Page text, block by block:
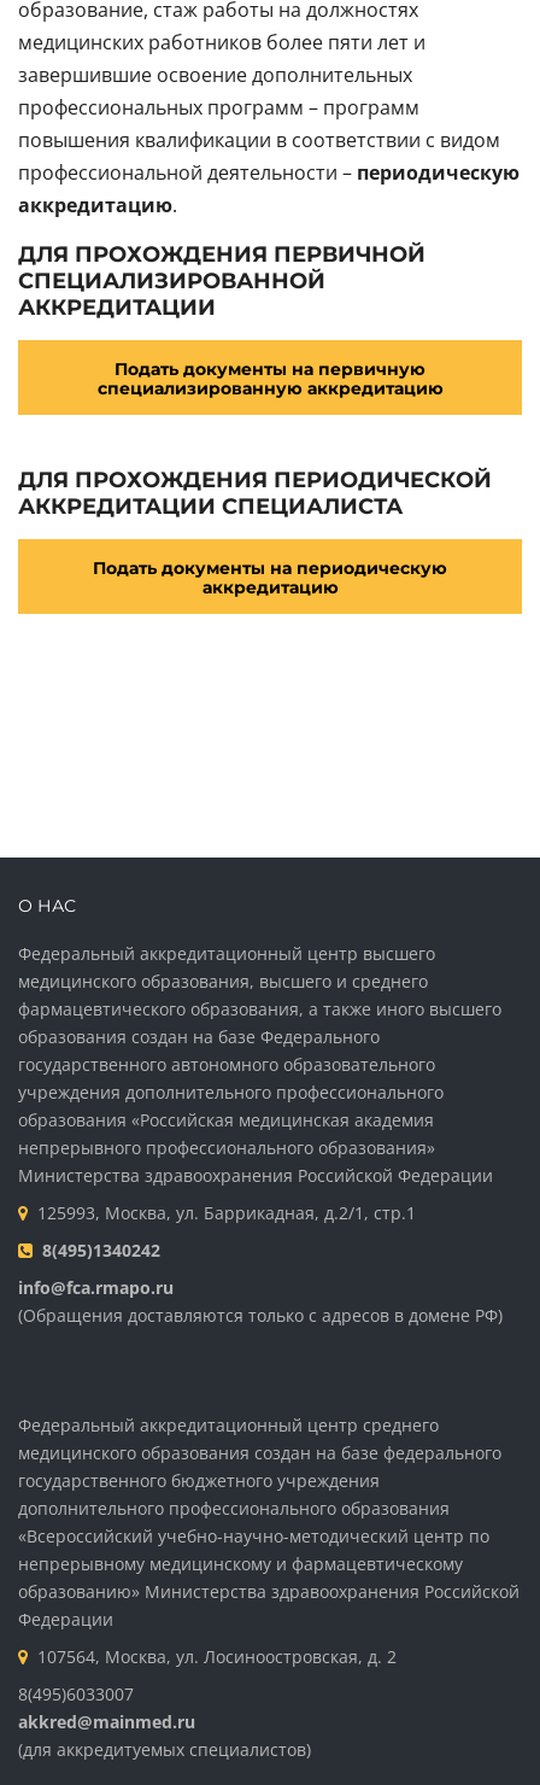
образование, стаж работы на должностях
медицинских работников более пяти лет и
завершившие освоение дополнительных
профессиональных программ – программ
повышения квалификации в соответствии с видом
профессиональной деятельности – периодическую
аккредитацию.
ДЛЯ ПРОХОЖДЕНИЯ ПЕРВИЧНОЙ
СПЕЦИАЛИЗИРОВАННОЙ
АККРЕДИТАЦИИ
Подать документы на первичную
специализированную аккредитацию
ДЛЯ ПРОХОЖДЕНИЯ ПЕРИОДИЧЕСКОЙ
АККРЕДИТАЦИИ СПЕЦИАЛИСТА
Подать документы на периодическую
аккредитацию
О НАС
Федеральный аккредитационный центр высшего
медицинского образования, высшего и среднего
фармацевтического образования, а также иного высшего
образования создан на базе Федерального
государственного автономного образовательного
учреждения дополнительного профессионального
образования «Российская медицинская академия
непрерывного профессионального образования»
Министерства здравоохранения Российской Федерации
125993, Москва, ул. Баррикадная, д.2/1, стр.1
8(495)1340242
info@fca.rmapo.ru
(Обращения доставляются только с адресов в домене РФ)
Федеральный аккредитационный центр среднего
медицинского образования создан на базе федерального
государственного бюджетного учреждения
дополнительного профессионального образования
«Всероссийский учебно-научно-методический центр по
непрерывному медицинскому и фармацевтическому
образованию» Министерства здравоохранения Российской
Федерации
107564, Москва, ул. Лосиноостровская, д. 2
8(495)6033007
akkred@mainmed.ru
(для аккредитуемых специалистов)